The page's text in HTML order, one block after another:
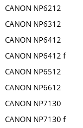
CANON NP6212
CANON NP6312
CANON NP6412
CANON NP6412 f
CANON NP6512
CANON NP6612
CANON NP7130
CANON NP7130 f